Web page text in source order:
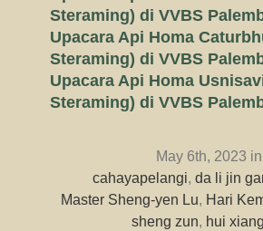
Steraming) di VVBS
Upacara Api Homa
Steraming) di VVBS
Upacara Api Homa
Steraming) di VVBS
May 6th, 2023 in
cahayapelangi, da li jin
Master Sheng-yen Lu, Hari
sheng zun, hui